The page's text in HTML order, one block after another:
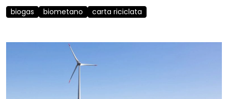
biogas
biometano carta riciclata